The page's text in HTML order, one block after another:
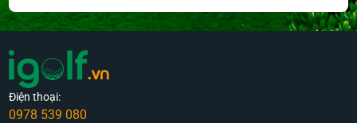
Điện thoại:
0978 539 080